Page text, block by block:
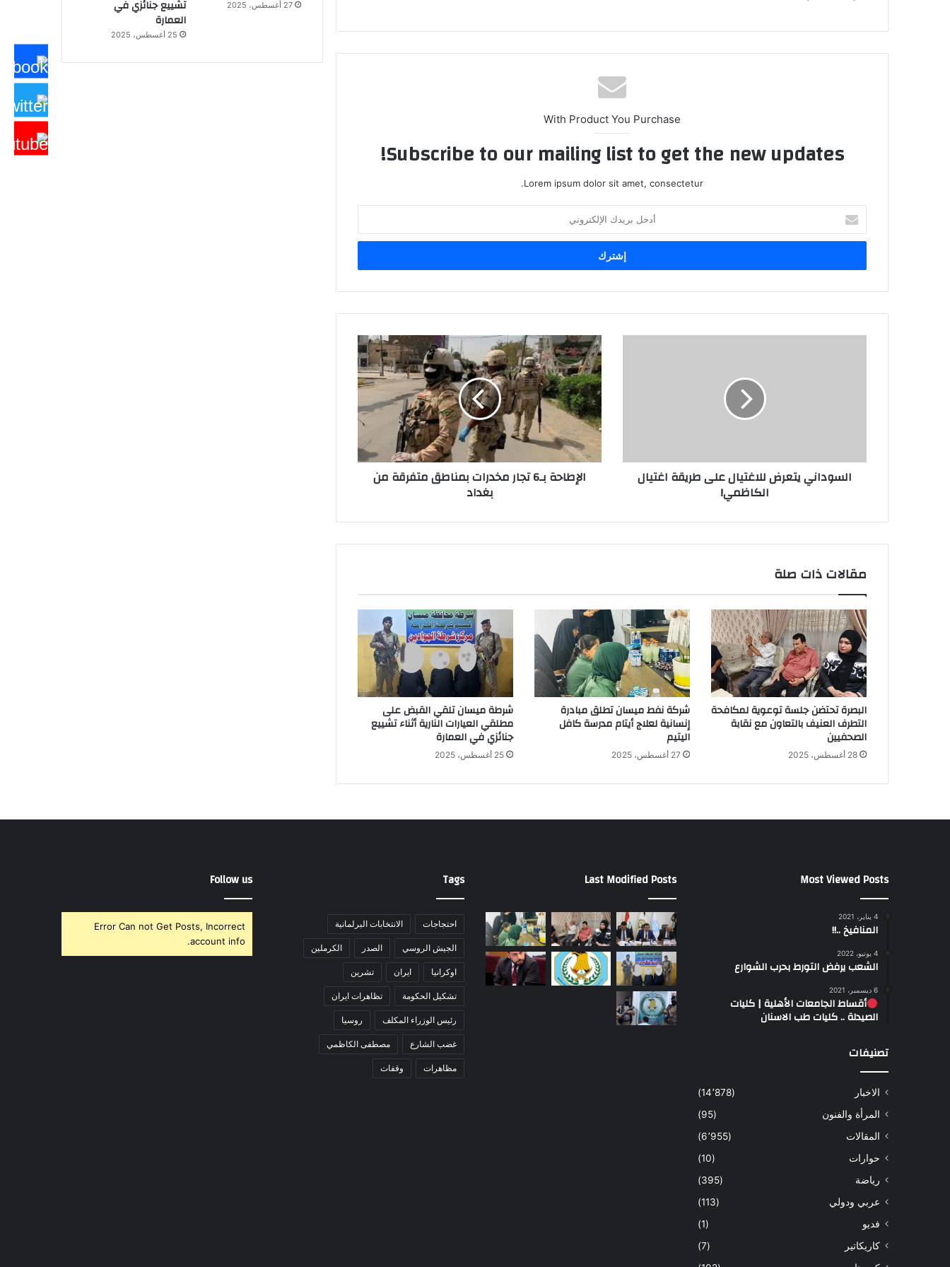
With Product You Purchase
Subscribe to our mailing list to get the new updates!
Lorem ipsum dolor sit amet, consectetur.
بريدك
الإلكتروني
السوداني‬ يتعرض للاغتيال على طريقة اغتيال
‫الكاظمي‬!
الإطاحة
بـ6
تجار
مخدرات
بمناطق
متفرقة
من
بغداد
الإطاحة بـ6 تجار مخدرات بمناطق متفرقة من
بغداد
مقالات ذات صلة
البصرة تحتضن جلسة توعوية لمكافحة
التطرف العنيف بالتعاون مع نقابة
الصحفيين
28 أغسطس، 2025
شركة نفط ميسان تطلق مبادرة
إنسانية لعلاج أيتام مدرسة كافل
اليتيم
27 أغسطس، 2025
شرطة ميسان تلقي القبض على
مطلقي العيارات النارية أثناء تشييع
جنائزي في العمارة
25 أغسطس، 2025
27 أغسطس، 2025
تشييع جنائزي في
العمارة
25 أغسطس، 2025
Most Viewed Posts
4 يناير، 2021
المنافيخ ..!!
4 يونيو، 2022
الشعب يرفض التورط بحرب الشوارع
6 ديسمبر، 2021
أقساط الجامعات الأهلية | كليات
الصيدلة .. كليات طب الاسنان
تصنيفات
الاخبار
(14٬878)
المرأة والفنون
(95)
المقالات
(6٬955)
حوارات
(10)
رياضة
(395)
عربي ودولي
(113)
فديو
(1)
كاريكاتير
(7)
Last Modified Posts
Tags
احتجاجات الانتخابات البرلمانية
الجيش الروسي الصدر الكرملين
اوكرانيا ايران تشرين
تشكيل الحكومة تظاهرات ايران
رئيس الوزراء المكلف روسيا
غضب الشارع مصطفى الكاظمي
مظاهرات وقفات
Follow us
Error Can not Get Posts, Incorrect
account info.